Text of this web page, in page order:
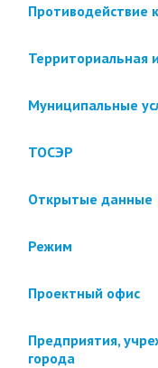
Противодействие
Территориальная
Муниципальные
ТОСЭР
Открытые данные
Режим
Проектный офис
Предприятия,
города